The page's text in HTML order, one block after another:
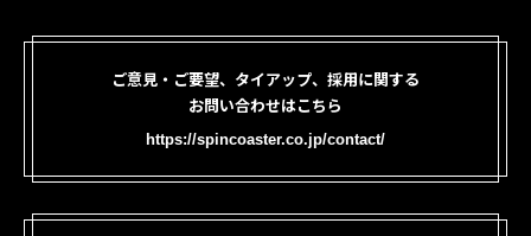
ご意見・ご要望、タイアップ、採用に関する
お問い合わせはこちら
https://spincoaster.co.jp/contact/